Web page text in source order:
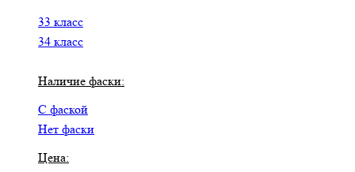
33 класс
34 класс
Наличие фаски:
С фаской
Нет фаски
Цена: